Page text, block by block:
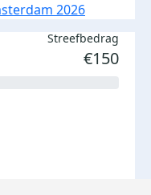
2026
Streefbedrag
€150